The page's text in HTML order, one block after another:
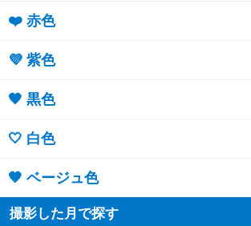
❤️ 赤色
💜 紫色
🖤 黒色
🤍 白色
🤎 ベージュ色
撮影した月で探す